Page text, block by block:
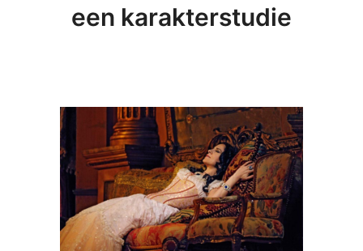
een karakterstudie